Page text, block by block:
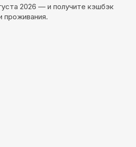
2026 — и получите кэшбэк
проживания.